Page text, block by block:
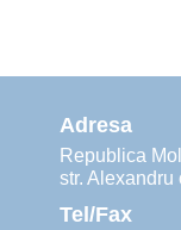
Adresa
Republica
str. Alexandru
Tel/Fax